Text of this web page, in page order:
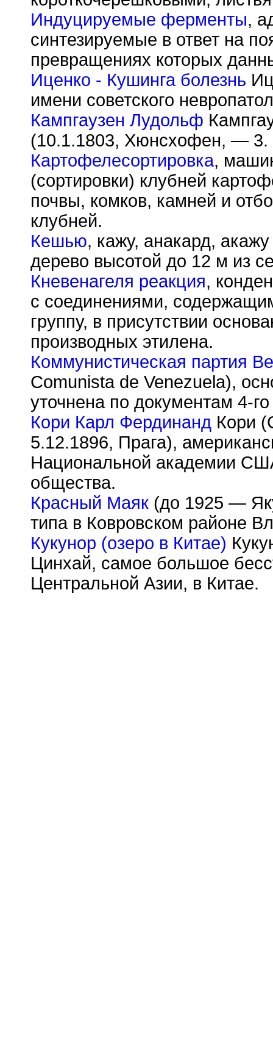
Индуцируемые ферменты,
синтезируемые в ответ на
превращениях которых
Иценко - Кушинга болезнь
имени советского
Кампгаузен Лудольф
(10.1.1803, Хюнсхофен, — 3.
Картофелесортировка,
(сортировки) клубней
почвы, комков, камней и
клубней.
Кешью, кажу, анакард,
дерево высотой до 12 м из
Кневенагеля реакция,
с соединениями,
группу, в присутствии
производных этилена.
Коммунистическая партия
Comunista de Venezuela),
уточнена по документам 4-
Кори Карл Фердинанд Кори
5.12.1896, Прага),
Национальной академии
общества.
Красный Маяк (до 1925 —
типа в Ковровском районе
Кукунор (озеро в Китае)
Цинхай, самое большое
Центральной Азии, в Китае.